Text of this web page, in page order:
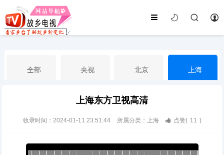
全部 央视 北京 上海
山东 江苏
上海东方卫视高清
收录时间：2024-01-11 23:51:44 所属分类：上海 点赞( 11 )